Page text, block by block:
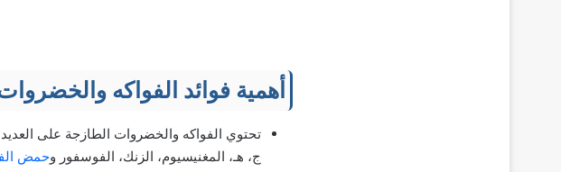
أهمية فوائد الفواكه
تحتوي الفواكه والخضروات الطازجة على العديد
ج، هـ، المغنيسيوم، الزنك، الفوسفور وحمض